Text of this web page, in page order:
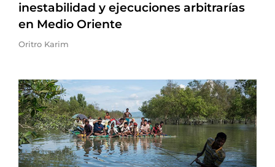
inestabilidad y ejecuciones arbitrarías
en Medio Oriente
Oritro Karim